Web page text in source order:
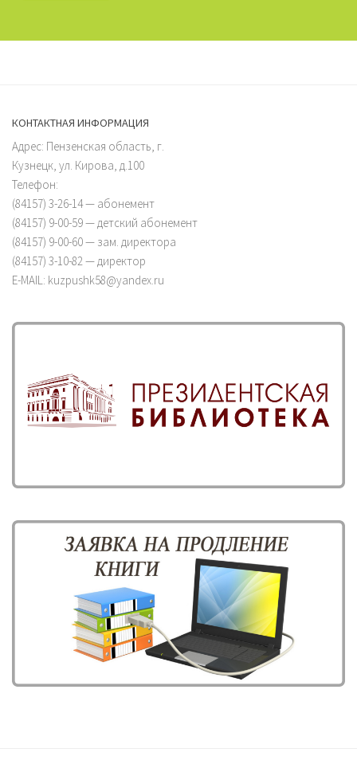
КОНТАКТНАЯ ИНФОРМАЦИЯ
Адрес: Пензенская область, г.
Кузнецк, ул. Кирова, д.100
Телефон:
(84157) 3-26-14 — абонемент
(84157) 9-00-59 — детский абонемент
(84157) 9-00-60 — зам. директора
(84157) 3-10-82 — директор
E-MAIL: kuzpushk58@yandex.ru